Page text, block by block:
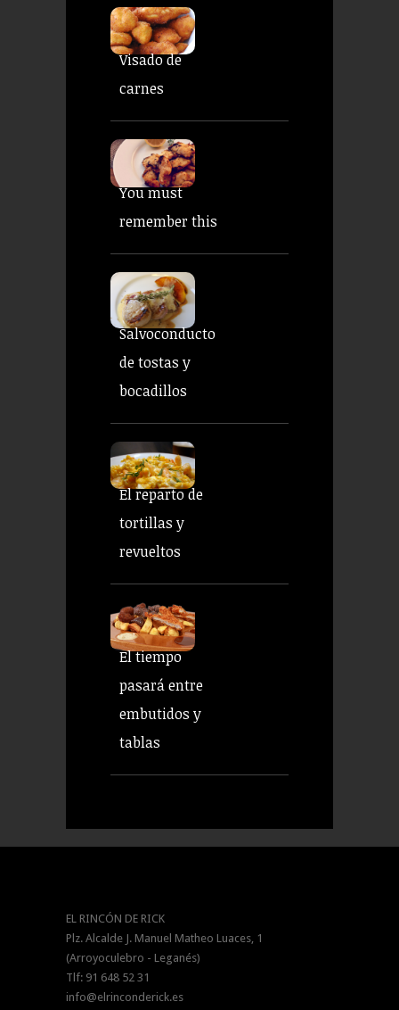
Visado de
carnes
You must
remember this
Salvoconducto
de tostas y
bocadillos
El reparto de
tortillas y
revueltos
El tiempo
pasará entre
embutidos y
tablas
EL RINCÓN DE RICK
Plz. Alcalde J. Manuel Matheo Luaces, 1
(Arroyoculebro - Leganés)
Tlf: 91 648 52 31
info@elrinconderick.es